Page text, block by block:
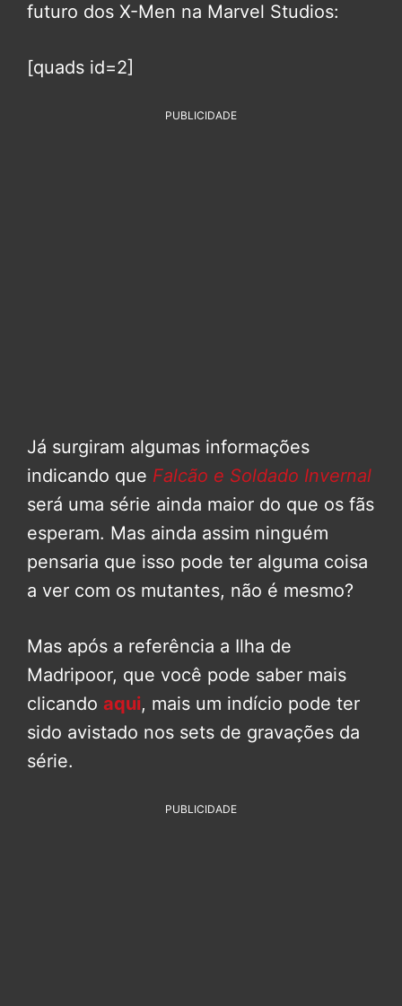
futuro dos X-Men na Marvel Studios:
[quads id=2]
PUBLICIDADE
Já surgiram algumas informações
indicando que Falcão e Soldado Invernal
será uma série ainda maior do que os fãs
esperam. Mas ainda assim ninguém
pensaria que isso pode ter alguma coisa
a ver com os mutantes, não é mesmo?
Mas após a referência a Ilha de
Madripoor, que você pode saber mais
clicando aqui, mais um indício pode ter
sido avistado nos sets de gravações da
série.
PUBLICIDADE